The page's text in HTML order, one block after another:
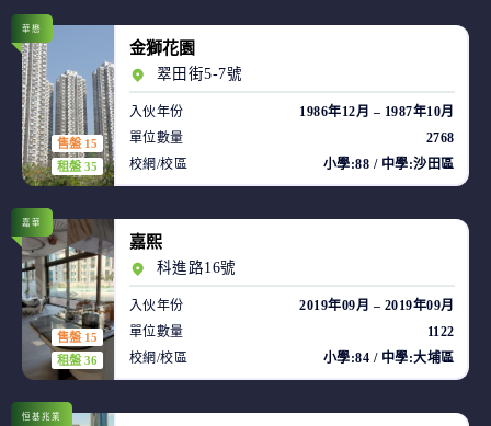
售盤 15
租盤 35
華懋
金獅花園
翠田街5-7號
入伙年份
1986年12月 – 1987年10月
單位數量
2768
校網/校區
小學:88 / 中學:沙田區
售盤 15
租盤 36
嘉華
嘉熙
科進路16號
入伙年份
2019年09月 – 2019年09月
單位數量
1122
校網/校區
小學:84 / 中學:大埔區
恒基兆業